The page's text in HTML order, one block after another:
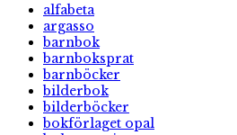
alfabeta
argasso
barnbok
barnboksprat
barnböcker
bilderbok
bilderböcker
bokförlaget opal